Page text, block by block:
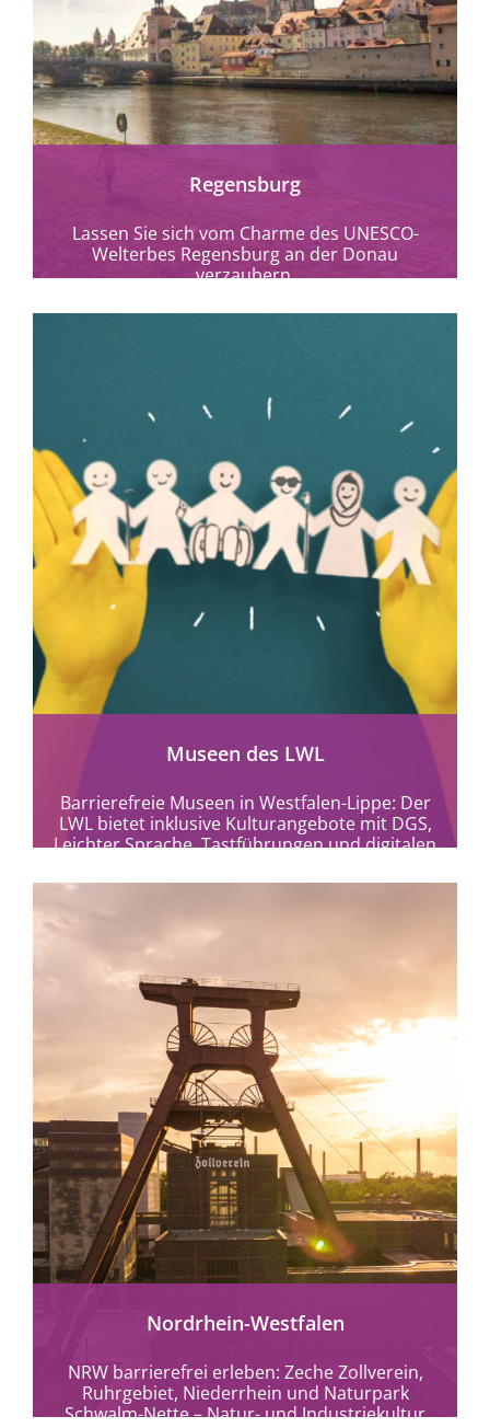
mehr erfahren
Regensburg
Lassen Sie sich vom Charme des UNESCO-
Welterbes Regensburg an der Donau
verzaubern.
Museen des LWL
Barrierefreie Museen in Westfalen-Lippe: Der
LWL bietet inklusive Kulturangebote mit DGS,
Leichter Sprache, Tastführungen und digitalen
mehr erfahren
Nordrhein-Westfalen
NRW barrierefrei erleben: Zeche Zollverein,
Ruhrgebiet, Niederrhein und Naturpark
Schwalm-Nette – Natur- und Industriekultur